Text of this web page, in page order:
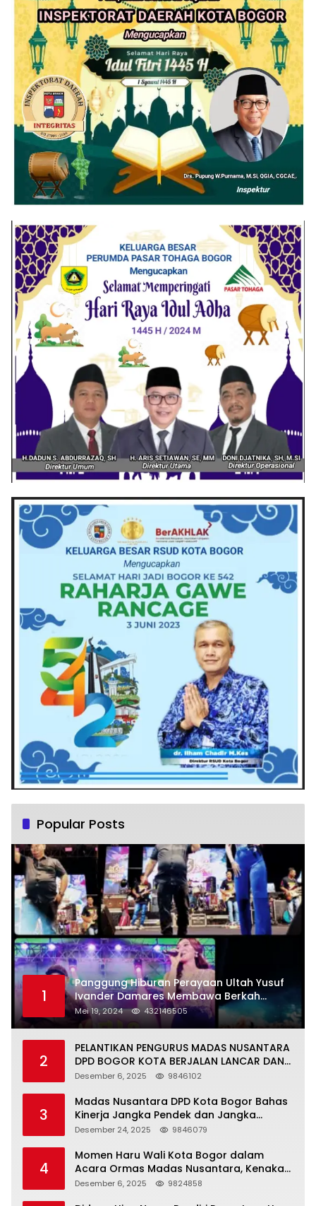
Popular Posts
1
Panggung Hiburan Perayaan Ultah Yusuf
Ivander Damares Membawa Berkah
Warga Kejapanan
Mei 19, 2024 432146505
2
PELANTIKAN PENGURUS MADAS NUSANTARA
DPD BOGOR KOTA BERJALAN LANCAR DAN
KHIDMAT
Desember 6, 2025 9846102
3
Madas Nusantara DPD Kota Bogor Bahas
Kinerja Jangka Pendek dan Jangka
Panjang
Desember 24, 2025 9846079
4
Momen Haru Wali Kota Bogor dalam
Acara Ormas Madas Nusantara, Kenakan
Peci Hitam Tinggi sebagai Simbol
Desember 6, 2025 9824858